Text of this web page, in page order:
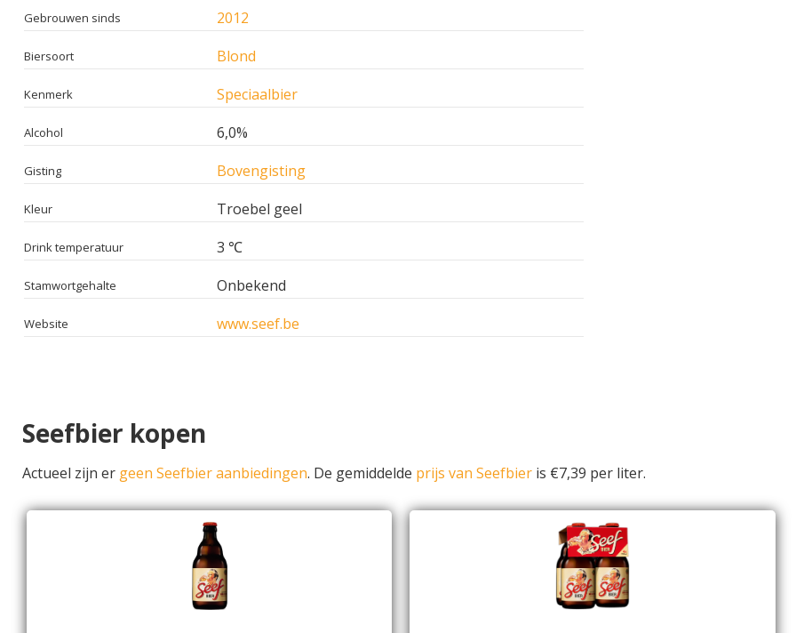
Gebrouwen sinds 2012
Biersoort Blond
Kenmerk Speciaalbier
Alcohol 6,0%
Gisting Bovengisting
Kleur Troebel geel
Drink temperatuur 3 ℃
Stamwortgehalte Onbekend
Website www.seef.be
Seefbier kopen
Actueel zijn er geen Seefbier aanbiedingen. De gemiddelde prijs van Seefbier is €7,39 per liter.